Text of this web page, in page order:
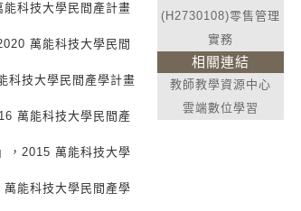
科技大學民間產計畫
萬能科技大學民間
科技大學民間產學計畫
萬能科技大學民間產
，2015 萬能科技大學
能科技大學民間產學
(H2730108)零售管理
實務
相關連結
教師教學資源中心
雲端數位學習